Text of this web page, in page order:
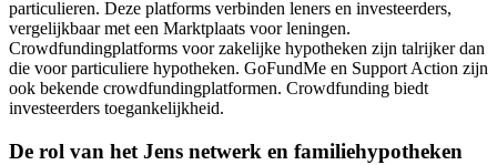
particulieren. Deze platforms verbinden leners en investeerders,
vergelijkbaar met een Marktplaats voor leningen.
Crowdfundingplatforms voor zakelijke hypotheken zijn talrijker dan
die voor particuliere hypotheken. GoFundMe en Support Action zijn
ook bekende crowdfundingplatformen. Crowdfunding biedt
investeerders toegankelijkheid.
De rol van het Jens netwerk en familiehypotheken